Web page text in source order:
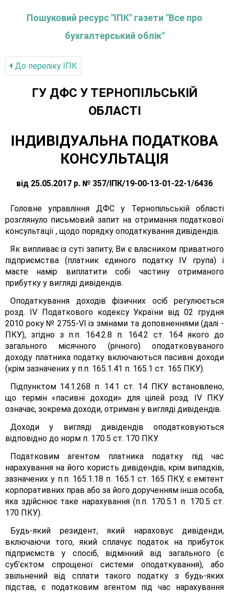
Пошуковий ресурс "ІПК" газети "Все про
бухгалтерський облік"
До переліку IПК
ГУ ДФС У ТЕРНОПIЛЬСЬКIЙ
ОБЛАСТI
ІНДИВІДУАЛЬНА ПОДАТКОВА
КОНСУЛЬТАЦІЯ
від 25.05.2017 р. № 357/ІПК/19-00-13-01-22-1/6436
Головне управління ДФС у Тернопільській області
розглянуло письмовий запит на отримання податкової
консультації , щодо порядку оподаткування дивідендів.
Як випливає із суті запиту, Ви є власником приватного
підприємства (платник єдиного податку IV група) і
маєте намір виплатити собі частину отриманого
прибутку у вигляді дивідендів.
Оподаткування доходів фізичних осіб регулюється
розд. IV Податкового кодексу України від 02 грудня
2010 року № 2755-VІ із змінами та доповненнями (далі -
ПКУ), згідно з п.п. 164.2.8 п. 164.2 ст. 164 якого до
загального місячного (річного) оподатковуваного
доходу платника податку включаються пасивні доходи
(крім зазначених у п.п. 165.1.41 п. 165.1 ст. 165 ПКУ).
Підпунктом 14.1.268 п. 14.1 ст. 14 ПКУ встановлено,
що термін «пасивні доходи» для цілей розд. IV ПКУ
означає, зокрема доходи, отримані у вигляді дивідендів.
Доходи у вигляді дивідендів оподатковуються
відповідно до норм п. 170.5 ст. 170 ПКУ.
Податковим агентом платника податку під час
нарахування на його користь дивідендів, крім випадків,
зазначених у п.п. 165.1.18 п. 165.1 ст. 165 ПКУ, є емітент
корпоративних прав або за його дорученням інша особа,
яка здійснює таке нарахування (п.п. 170.5.1 п. 170.5 ст.
170 ПКУ).
Будь-який резидент, який нараховує дивіденди,
включаючи того, який сплачує податок на прибуток
підприємств у спосіб, відмінний від загального (є
суб’єктом спрощеної системи оподаткування), або
звільнений від сплати такого податку з будь-яких
підстав, є податковим агентом під час нарахування